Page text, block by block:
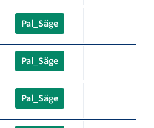
Pal_Säge
Pal_Säge
Pal_Säge